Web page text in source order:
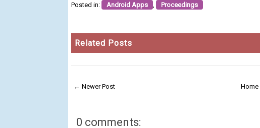
Posted in: Android Apps Proceedings
Related Posts
← Newer Post Home
0 comments: